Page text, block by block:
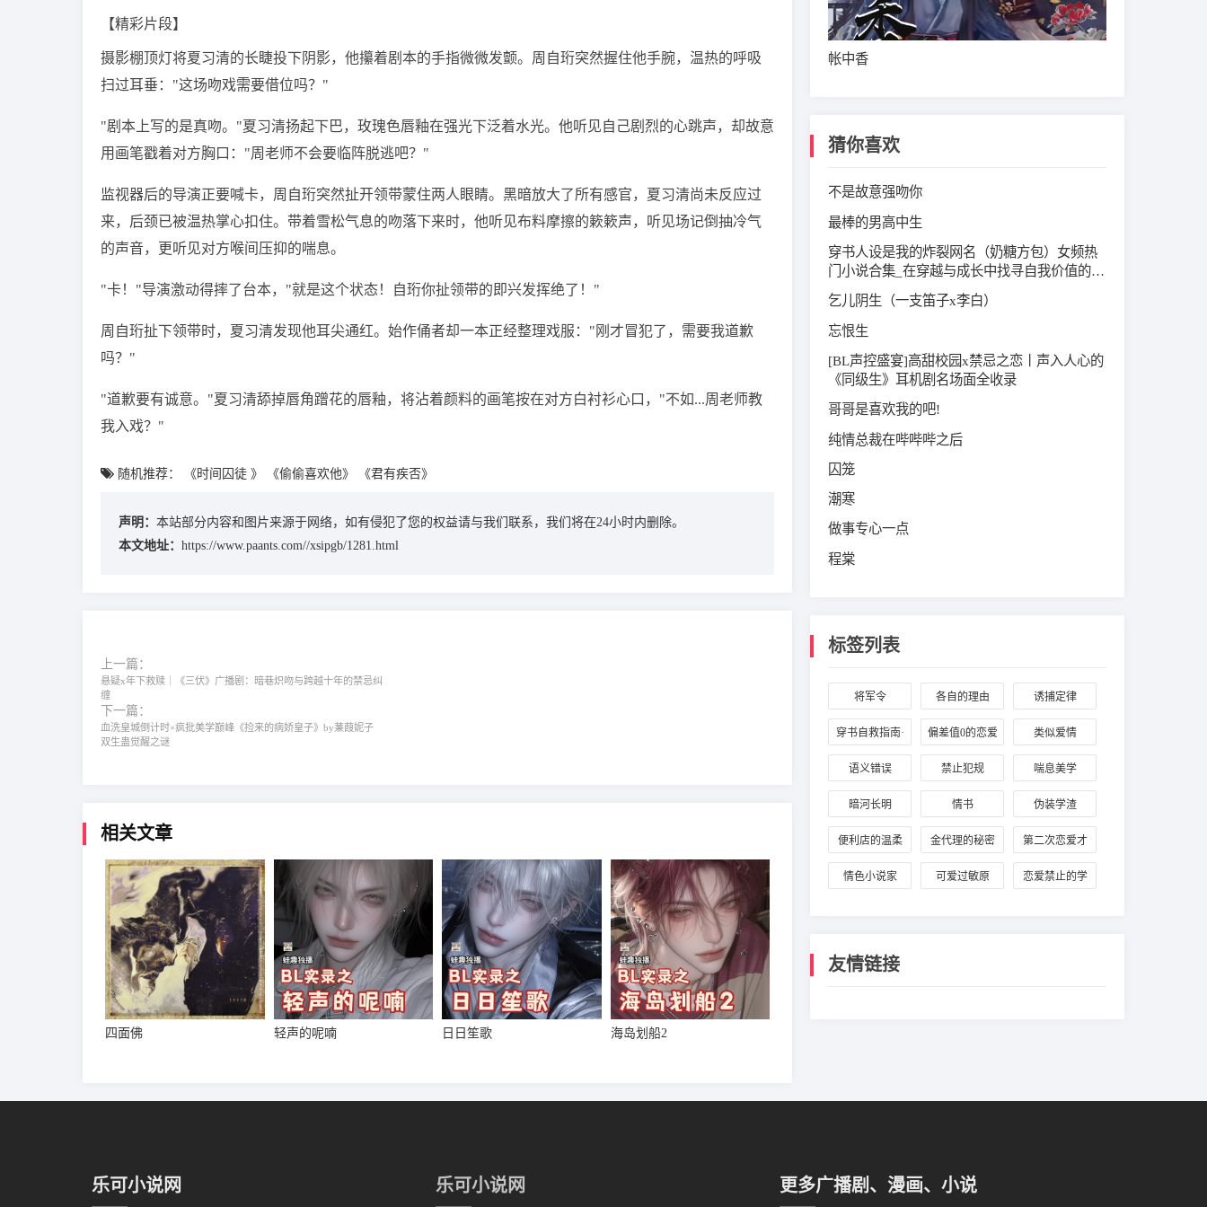
【精彩片段】
摄影棚顶灯将夏习清的长睫投下阴影，他攥着剧本的手指微微发颤。周自珩突然握住他手腕，温热的呼吸
扫过耳垂："这场吻戏需要借位吗？"
"剧本上写的是真吻。"夏习清扬起下巴，玫瑰色唇釉在强光下泛着水光。他听见自己剧烈的心跳声，却故意
用画笔戳着对方胸口："周老师不会要临阵脱逃吧？"
监视器后的导演正要喊卡，周自珩突然扯开领带蒙住两人眼睛。黑暗放大了所有感官，夏习清尚未反应过
来，后颈已被温热掌心扣住。带着雪松气息的吻落下来时，他听见布料摩擦的簌簌声，听见场记倒抽冷气
的声音，更听见对方喉间压抑的喘息。
"卡！"导演激动得摔了台本，"就是这个状态！自珩你扯领带的即兴发挥绝了！"
周自珩扯下领带时，夏习清发现他耳尖通红。始作俑者却一本正经整理戏服："刚才冒犯了，需要我道歉
吗？"
"道歉要有诚意。"夏习清舔掉唇角蹭花的唇釉，将沾着颜料的画笔按在对方白衬衫心口，"不如...周老师教
我入戏？"
随机推荐： 《时间囚徒 》 《偷偷喜欢他》 《君有疾否》
声明： 本站部分内容和图片来源于网络，如有侵犯了您的权益请与我们联系，我们将在24小时内删除。
本文地址： https://www.paants.com//xsipgb/1281.html
上一篇：
悬疑x年下救赎｜《三伏》广播剧：暗巷炽吻与跨越十年的禁忌纠
缠
下一篇：
血洗皇城倒计时×疯批美学巅峰《捡来的病娇皇子》by蒹葭妮子
双生蛊觉醒之谜
相关文章
四面佛 轻声的呢喃 日日笙歌 海岛划船2
帐中香
猜你喜欢
不是故意强吻你
最棒的男高中生
穿书人设是我的炸裂网名（奶糖方包）‌女频热
门小说合集‌_在穿越与成长中找寻自我价值的奇
妙旅程
乞儿阴生（一支笛子x李白）
忘恨生
[BL声控盛宴]高甜校园x禁忌之恋丨声入人心的
《同级生》耳机剧名场面全收录
哥哥是喜欢我的吧!
纯情总裁在哔哔哔之后
囚笼
潮寒
做事专心一点
程棠
标签列表
将军令 各自的理由 诱捕定律
穿书自救指南·
逆向标记
偏差值0的恋爱
方程式
类似爱情
语义错误 禁止犯规 喘息美学
暗河长明 情书 伪装学渣
便利店的温柔
店长事件簿
金代理的秘密 第二次恋爱才
完美
情色小说家 可爱过敏原 恋爱禁止的学
友情链接
乐可小说网 乐可小说网 更多广播剧、漫画、小说